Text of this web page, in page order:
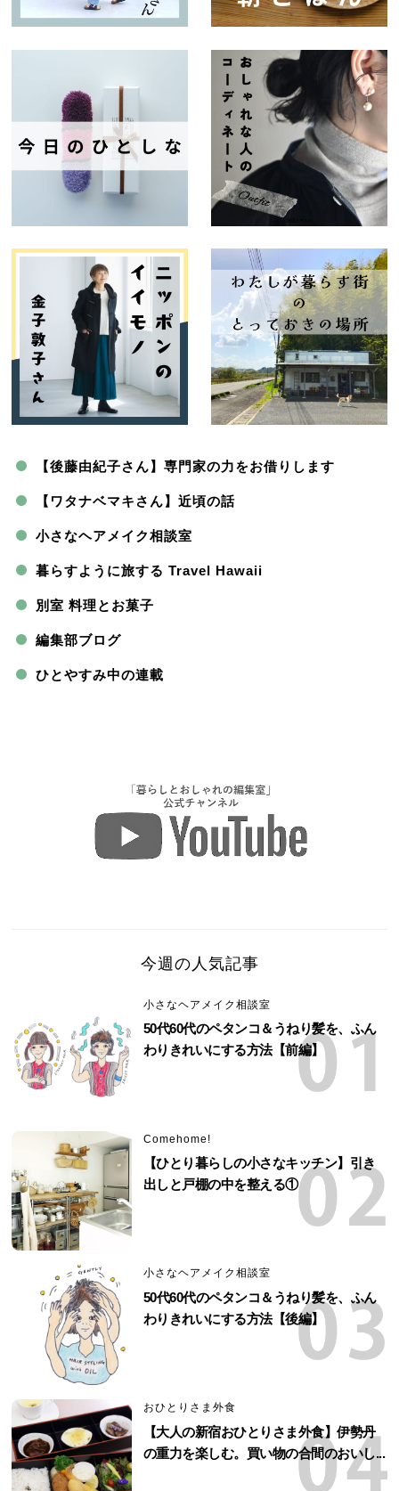
【後藤由紀子さん】専門家の力をお借りします
【ワタナベマキさん】近頃の話
小さなヘアメイク相談室
暮らすように旅する Travel Hawaii
別室 料理とお菓子
編集部ブログ
ひとやすみ中の連載
今週の人気記事
小さなヘアメイク相談室
50代60代のペタンコ＆うねり髪を、ふん
わりきれいにする方法【前編】
Comehome!
【ひとり暮らしの小さなキッチン】引き
出しと戸棚の中を整える①
小さなヘアメイク相談室
50代60代のペタンコ＆うねり髪を、ふん
わりきれいにする方法【後編】
おひとりさま外食
【大人の新宿おひとりさま外食】伊勢丹
の重力を楽しむ。買い物の合間のおいし...